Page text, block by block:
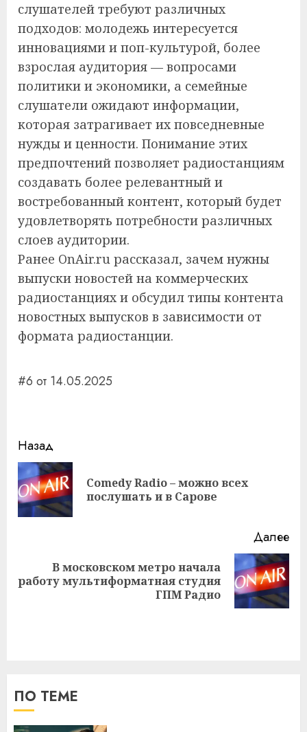
слушателей требуют различных
подходов: молодежь интересуется
инновациями и поп-культурой, более
взрослая аудитория — вопросами
политики и экономики, а семейные
слушатели ожидают информации,
которая затрагивает их повседневные
нужды и ценности. Понимание этих
предпочтений позволяет радиостанциям
создавать более релевантный и
востребованный контент, который будет
удовлетворять потребности различных
слоев аудитории.
Ранее OnAir.ru рассказал, зачем нужны
выпуски новостей на коммерческих
радиостанциях и обсудил типы контента
новостных выпусков в зависимости от
формата радиостанции.
#6 от 14.05.2025
Навигация
записи
Назад
Comedy Radio – можно всех
послушать и в Сарове
Далее
Следующая
В московском метро начала
работу мультиформатная студия
ГПМ Радио
ПО ТЕМЕ